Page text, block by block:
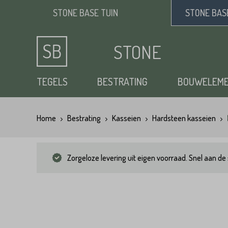
STONE BASE TUIN STONE
STONE
BASE
TEGELS
Keramische tuintegels
BESTRATING
Klinkers
Opsluitbanden
Siergrind
Vloertegels
Home Bestrating Kasseien Hardsteen kasseien
Zorgeloze levering uit eigen voorraad. Snel aan de